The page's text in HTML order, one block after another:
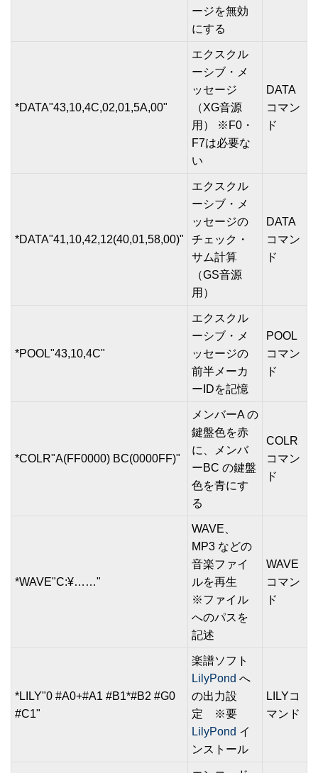
ージを無効
にする
*DATA"43,10,4C,02,01,5A,00"
エクスクル
ーシブ・メ
ッセージ
（XG音源
用） ※F0・
F7は必要な
い
DATA
コマン
ド
*DATA"41,10,42,12(40,01,58,00)"
エクスクル
ーシブ・メ
ッセージの
チェック・
サム計算
（GS音源
用）
DATA
コマン
ド
*POOL"43,10,4C"
エクスクル
ーシブ・メ
ッセージの
前半メーカ
ーIDを記憶
POOL
コマン
ド
*COLR"A(FF0000) BC(0000FF)"
メンバーA の
鍵盤色を赤
に、メンバ
ーBC の鍵盤
色を青にす
る
COLR
コマン
ド
*WAVE"C:¥……"
WAVE、
MP3 などの
音楽ファイ
ルを再生
※ファイル
へのパスを
記述
WAVE
コマン
ド
*LILY"0 #A0+#A1 #B1*#B2 #G0
#C1"
楽譜ソフト
LilyPond へ
の出力設
定 ※要
LilyPond イ
ンストール
LILYコ
マンド